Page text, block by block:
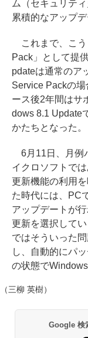
ム（セキュリテ
累積的なアップ
これまで、こう
Pack」として提
pdateは通常のア
Service Packの
ース後2年間はサ
dows 8.1 Update
かたちとなった。
6月11日、月例
イクロソフトで
更新機能の利用
た時代には、PC
アップデートが
更新を選択して
ではそういった
し、自動的にパ
の状態で
（三柳 英樹）
Google 検